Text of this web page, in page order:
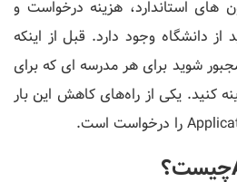
های استاندارد، هزینه درخواست و
از دانشگاه وجود دارد. قبل از اینکه
شوید برای هر مدرسه ای که برای
کنید. یکی از راه‌های کاهش این بار